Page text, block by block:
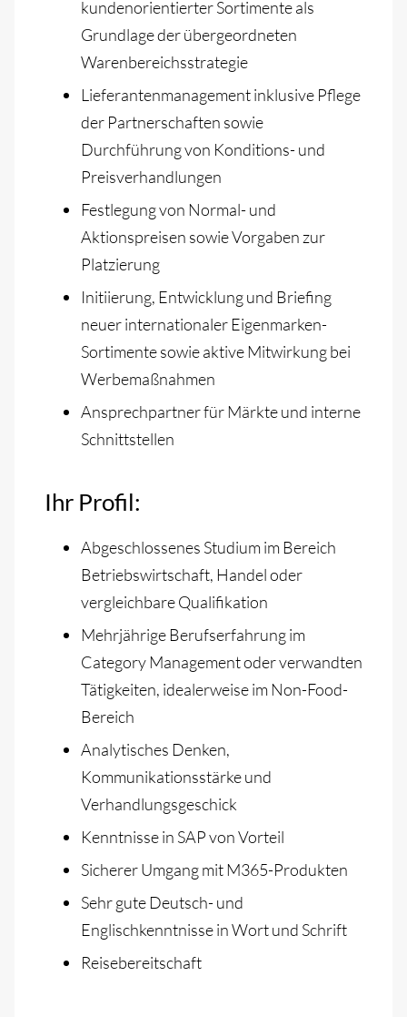
kundenorientierter Sortimente als
Grundlage der übergeordneten
Warenbereichsstrategie
Lieferantenmanagement inklusive Pflege
der Partnerschaften sowie
Durchführung von Konditions- und
Preisverhandlungen
Festlegung von Normal- und
Aktionspreisen sowie Vorgaben zur
Platzierung
Initiierung, Entwicklung und Briefing
neuer internationaler Eigenmarken-
Sortimente sowie aktive Mitwirkung bei
Werbemaßnahmen
Ansprechpartner für Märkte und interne
Schnittstellen
Ihr Profil:
Abgeschlossenes Studium im Bereich
Betriebswirtschaft, Handel oder
vergleichbare Qualifikation
Mehrjährige Berufserfahrung im
Category Management oder verwandten
Tätigkeiten, idealerweise im Non-Food-
Bereich
Analytisches Denken,
Kommunikationsstärke und
Verhandlungsgeschick
Kenntnisse in SAP von Vorteil
Sicherer Umgang mit M365-Produkten
Sehr gute Deutsch- und
Englischkenntnisse in Wort und Schrift
Reisebereitschaft